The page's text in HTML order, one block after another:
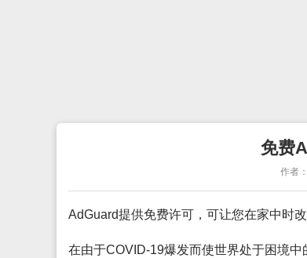
免费
作者
AdGuard提供免费许可，可让您在家中时
在由于COVID-19爆发而使世界处于困境